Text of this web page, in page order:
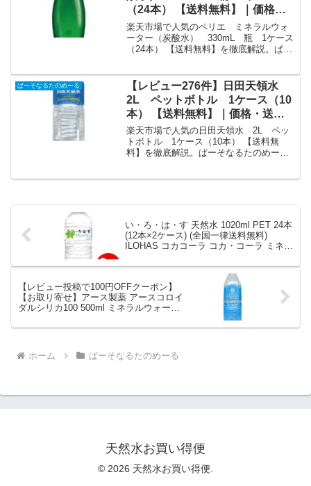
（24本） 【送料無料】｜価格・
送料・ポイント還元まとめ
楽天市場で人気のペリエ ミネラルウォ
ーター（炭酸水） 330mL 瓶 1ケース
（24本） 【送料無料】を徹底解説。ぱー
レビュー0件・平均評価0の商品情報・購
入方法まとめ。
ぱーそなるたのめーる
【レビュー276件】日田天領水
2L ペットボトル 1ケース（10
本） 【送料無料】｜価格・送
料・ポイント還元まとめ
楽天市場で人気の日田天領水 2L ペッ
トボトル 1ケース（10本） 【送料無
料】を徹底解説。ぱーそなるたのめーる
い・ろ・は・す 天然水 1020ml PET 24本
(12本×2ケース) (全国一律送料無料)
ILOHAS コカコーラ コカ・コーラ ミネラ
還元まとめ
【レビュー投稿で100円OFFクーポン】
【お取り寄せ】アース製薬 アースコロイ
ダルシリカ100 500ml ミネラルウォータ
還元まとめ
ホーム ぱーそなるたのめーる
天然水お買い得便
© 2026 天然水お買い得便.